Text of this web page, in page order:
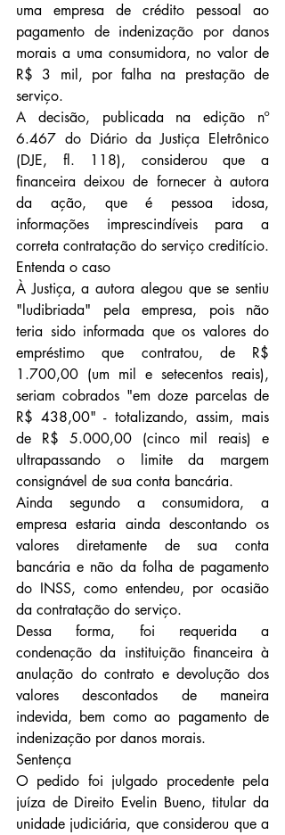
uma empresa de crédito pessoal ao
pagamento de indenização por danos
morais a uma consumidora, no valor de
R$ 3 mil, por falha na prestação de
serviço.
A decisão, publicada na edição nº
6.467 do Diário da Justiça Eletrônico
(DJE, fl. 118), considerou que a
financeira deixou de fornecer à autora
da ação, que é pessoa idosa,
informações imprescindíveis para a
correta contratação do serviço creditício.
Entenda o caso
À Justiça, a autora alegou que se sentiu
"ludibriada" pela empresa, pois não
teria sido informada que os valores do
empréstimo que contratou, de R$
1.700,00 (um mil e setecentos reais),
seriam cobrados "em doze parcelas de
R$ 438,00" - totalizando, assim, mais
de R$ 5.000,00 (cinco mil reais) e
ultrapassando o limite da margem
consignável de sua conta bancária.
Ainda segundo a consumidora, a
empresa estaria ainda descontando os
valores diretamente de sua conta
bancária e não da folha de pagamento
do INSS, como entendeu, por ocasião
da contratação do serviço.
Dessa forma, foi requerida a
condenação da instituição financeira à
anulação do contrato e devolução dos
valores descontados de maneira
indevida, bem como ao pagamento de
indenização por danos morais.
Sentença
O pedido foi julgado procedente pela
juíza de Direito Evelin Bueno, titular da
unidade judiciária, que considerou que a